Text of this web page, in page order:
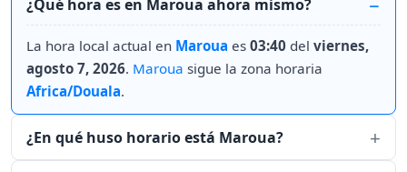
¿Qué hora es en Maroua ahora mismo?
La hora local actual en Maroua es 03:40 del viernes,
agosto 7, 2026. Maroua sigue la zona horaria
Africa/Douala.
¿En qué huso horario está Maroua?